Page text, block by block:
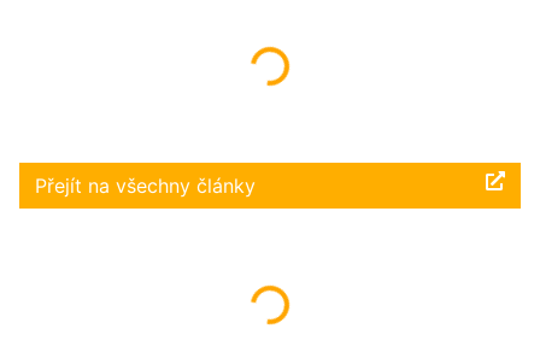
Načítám...
Přejít na všechny články
Načítám...